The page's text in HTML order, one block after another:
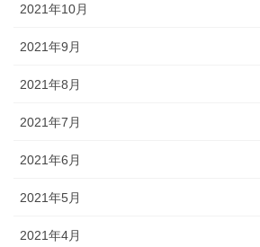
2021年10月
2021年9月
2021年8月
2021年7月
2021年6月
2021年5月
2021年4月